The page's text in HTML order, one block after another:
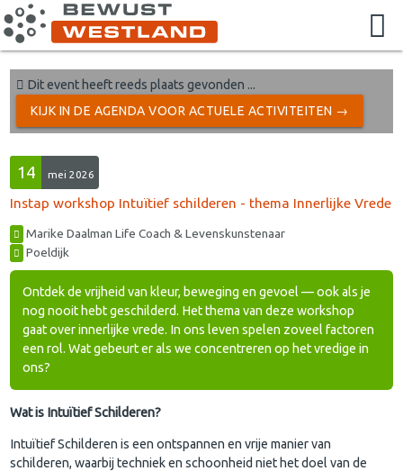
Dit event heeft reeds plaats gevonden ...
KIJK IN DE AGENDA VOOR ACTUELE ACTIVITEITEN →
14 mei 2026
Instap workshop Intuïtief schilderen - thema Innerlijke Vrede
Marike Daalman Life Coach & Levenskunstenaar
Poeldijk
Ontdek de vrijheid van kleur, beweging en gevoel — ook als je
nog nooit hebt geschilderd. Het thema van deze workshop
gaat over innerlijke vrede. In ons leven spelen zoveel factoren
een rol. Wat gebeurt er als we concentreren op het vredige in
ons?
Wat is Intuïtief Schilderen?
Intuïtief Schilderen is een ontspannen en vrije manier van
schilderen, waarbij techniek en schoonheid niet het doel van de